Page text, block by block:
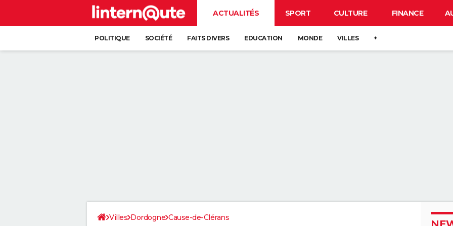
ACTUALITÉS SPORT CULTURE FINANCE
POLITIQUE SOCIÉTÉ FAITS DIVERS EDUCATION MONDE VILLES +
Villes Dordogne Cause-de-Clérans